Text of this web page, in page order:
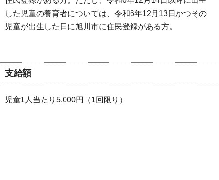
した児童の養育者については、令和6年12月13日かつその
児童が出生した日に旭川市に住民登録がある方。
支給額
児童1人当たり5,000円（1回限り）